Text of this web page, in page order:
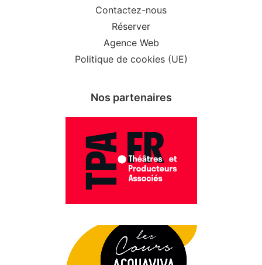
Contactez-nous
Réserver
Agence Web
Politique de cookies (UE)
Nos partenaires